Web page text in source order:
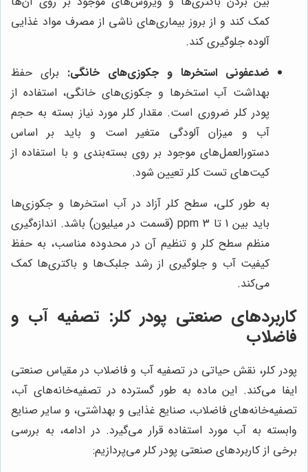
کمک کند و از بروز بیماری‌های ناشی از مصرف مواد غذایی
آلوده جلوگیری کند.
ضدعفونی استخرها و جکوزی‌های خانگی: برای حفظ
بهداشت آب استخرها و جکوزی‌های خانگی، استفاده از
پودر کلر ضروری است. مقدار کلر مورد نیاز بسته به حجم
آب و میزان آلودگی متغیر است و باید بر اساس
دستورالعمل‌های موجود بر روی بسته‌بندی و با استفاده از
کیت‌های تست کلر تعیین شود.
به طور کلی، سطح کلر آزاد در آب استخرها و جکوزی‌ها
باید بین 1 تا 3 ppm (قسمت در میلیون) باشد. اندازه‌گیری
منظم سطح کلر و تنظیم آن در محدوده مناسب، به حفظ
کیفیت آب و جلوگیری از رشد جلبک‌ها و باکتری‌ها کمک
می‌کند.
کاربردهای صنعتی پودر کلر: تصفیه آب و
فاضلاب
پودر کلر، نقش حیاتی در تصفیه آب و فاضلاب در مقیاس صنعتی
ایفا می‌کند. این ماده به طور گسترده در تصفیه‌خانه‌های آب،
تصفیه‌خانه‌های فاضلاب، صنایع غذایی و بهداشتی، و سایر صنایع
وابسته به آب مورد استفاده قرار می‌گیرد. در ادامه، به بررسی
برخی از کاربردهای صنعتی پودر کلر می‌پردازیم: